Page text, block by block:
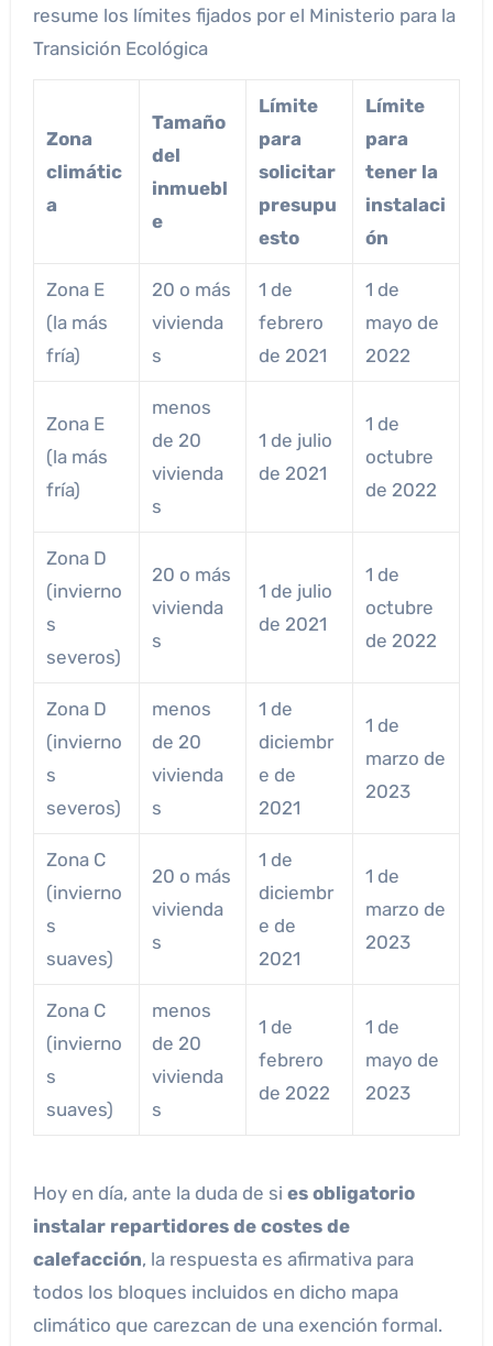
resume los límites fijados por el Ministerio para la
Transición Ecológica
Zona
climátic
a
Tamaño
del
inmuebl
e
Límite
para
solicitar
presupu
esto
Límite
para
tener la
instalaci
ón
Zona E
(la más
fría)
20 o más
vivienda
s
1 de
febrero
de 2021
1 de
mayo de
2022
Zona E
(la más
fría)
menos
de 20
vivienda
s
1 de julio
de 2021
1 de
octubre
de 2022
Zona D
(invierno
s
severos)
20 o más
vivienda
s
1 de julio
de 2021
1 de
octubre
de 2022
Zona D
(invierno
s
severos)
menos
de 20
vivienda
s
1 de
diciembr
e de
2021
1 de
marzo de
2023
Zona C
(invierno
s
suaves)
20 o más
vivienda
s
1 de
diciembr
e de
2021
1 de
marzo de
2023
Zona C
(invierno
s
suaves)
menos
de 20
vivienda
s
1 de
febrero
de 2022
1 de
mayo de
2023
Hoy en día, ante la duda de si es obligatorio
instalar repartidores de costes de
calefacción, la respuesta es afirmativa para
todos los bloques incluidos en dicho mapa
climático que carezcan de una exención formal.